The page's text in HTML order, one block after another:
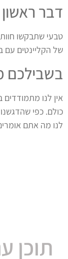
דבר
טבעי שתבקשו
של הקליינטים עם
בשבילכם
אין לנו
כולם. כפי
לנו מה אתם
תוכן